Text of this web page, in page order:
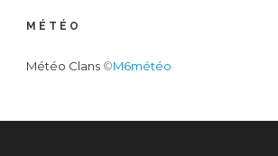
MÉTÉO
Météo Clans ©M6météo